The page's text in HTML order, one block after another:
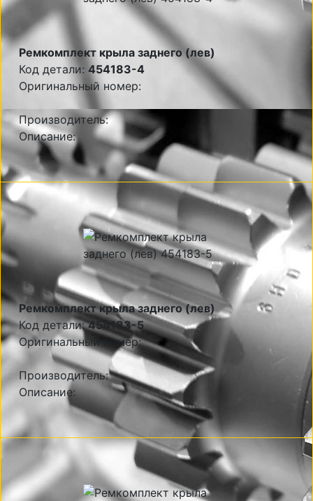
Ремкомплект крыла заднего (лев)
Код детали: 454183-4
Оригинальный номер:
Производитель:
Описание:
Ремкомплект крыла заднего (лев)
Код детали:454183-5
Оригинальный номер:
Производитель:
Описание: